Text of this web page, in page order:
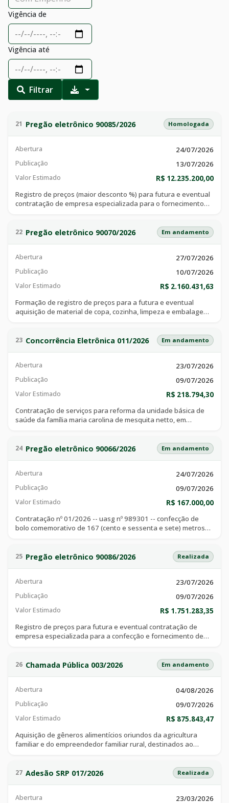
Vigência de
Vigência até
Filtrar
21 Pregão eletrônico 90085/2026 Homologada
Abertura 24/07/2026
Publicação 13/07/2026
Valor Estimado
R$ 12.235.200,00
Registro de preços (maior desconto %) para futura e eventual
contratação de empresa especializada para o fornecimento
direto na bomba, destinados ao abastecimento da frota de
veículos pertencentes a secretaria municipal de transportes,
22 Pregão eletrônico 90070/2026 Em andamento
Abertura 27/07/2026
Publicação 10/07/2026
Valor Estimado
R$ 2.160.431,63
Formação de registro de preços para a futura e eventual
aquisição de material de copa, cozinha, limpeza e embalagem,
seus anexos
23 Concorrência Eletrônica 011/2026 Em andamento
Abertura 23/07/2026
Publicação 09/07/2026
Valor Estimado
R$ 218.794,30
Contratação de serviços para reforma da unidade básica de
saúde da família maria carolina de mesquita netto, em
24 Pregão eletrônico 90066/2026 Em andamento
Abertura 24/07/2026
Publicação 09/07/2026
Valor Estimado
R$ 167.000,00
Contratação nº 01/2026 -- uasg nº 989301 -- confecção de
bolo comemorativo de 167 (cento e sessenta e sete) metros
distribuição, e entrega finalizada em horário certo —
impreterivelmente às 05h00 do dia 20 de agosto de 2026 —,
no termo de referência, em celebração ao 167º aniversário de
emancipação política do município de catalão/go.
25 Pregão eletrônico 90086/2026 Realizada
Abertura 23/07/2026
Publicação 09/07/2026
Valor Estimado
R$ 1.751.283,35
Registro de preços para futura e eventual contratação de
empresa especializada para a confecção e fornecimento de
atendimento as necessidades da secretaria municipal de
26 Chamada Pública 003/2026 Em andamento
Abertura 04/08/2026
Publicação 09/07/2026
Valor Estimado
R$ 875.843,47
Aquisição de gêneros alimentícios oriundos da agricultura
familiar e do empreendedor familiar rural, destinados ao
na rede municipal de ensino- durante o exercício de 2026.
27 Adesão SRP 017/2026 Realizada
Abertura 23/03/2026